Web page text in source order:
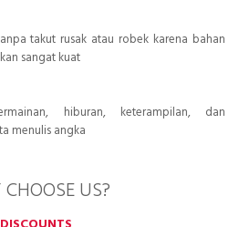
takut rusak atau robek karena bahan
sangat kuat
hiburan, keterampilan, dan
menulis angka
US?